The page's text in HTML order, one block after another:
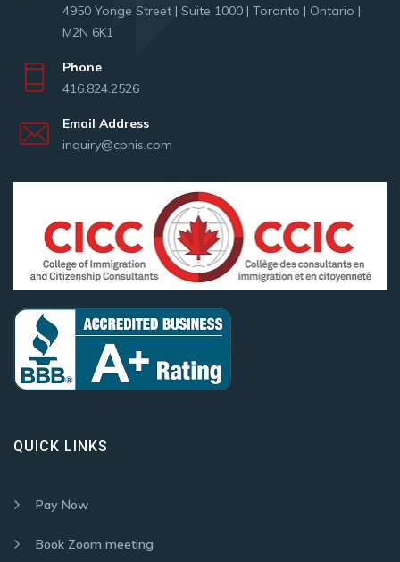
4950 Yonge Street | Suite 1000 | Toronto | Ontario |
M2N 6K1
Phone
416.824.2526
Email Address
inquiry@cpnis.com
QUICK LINKS
Pay Now
Book Zoom meeting